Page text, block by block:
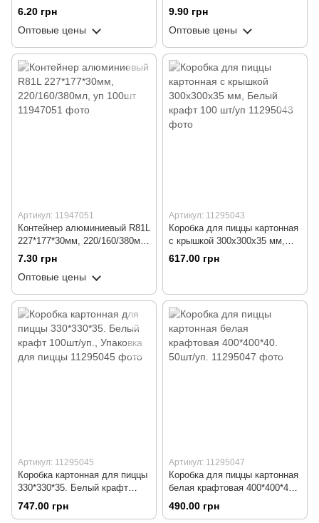
100шт
6.20 грн
Оптовые цены
50шт
9.90 грн
Оптовые цены
Артикул: 11947051
Контейнер алюминиевый R81L
227*177*30мм, 220/160/380мл,
уп 100шт
7.30 грн
Оптовые цены
Артикул: 11295043
Коробка для пиццы картонная
с крышкой 300х300х35 мм,
Белый крафт 100 шт/уп
617.00 грн
Артикул: 11295045
Коробка картонная для пиццы
330*330*35. Белый крафт
100шт/уп., Упаковка для
747.00 грн
Артикул: 11295047
Коробка для пиццы картонная
белая крафтовая 400*400*40.
50шт/уп.
490.00 грн